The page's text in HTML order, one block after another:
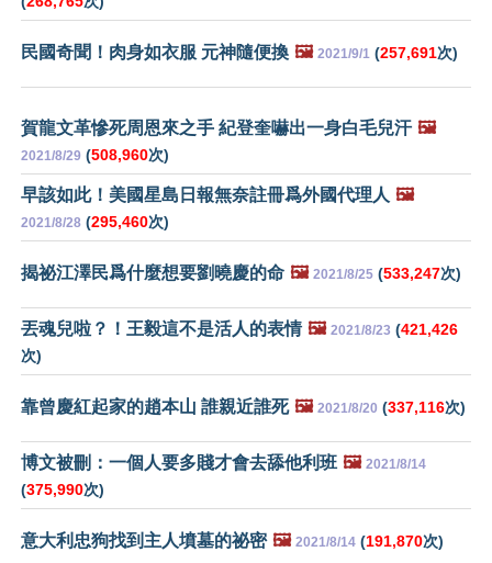
民國奇聞！肉身如衣服 元神隨便換 🖼️ 2021/9/1 (257,691次)
賀龍文革慘死周恩來之手 紀登奎嚇出一身白毛兒汗 🖼️
2021/8/29 (508,960次)
早該如此！美國星島日報無奈註冊爲外國代理人 🖼️
2021/8/28 (295,460次)
揭祕江澤民爲什麼想要劉曉慶的命 🖼️ 2021/8/25 (533,247次)
丟魂兒啦？！王毅這不是活人的表情 🖼️ 2021/8/23 (421,426
次)
靠曾慶紅起家的趙本山 誰親近誰死 🖼️ 2021/8/20 (337,116次)
博文被刪：一個人要多賤才會去舔他利班 🖼️ 2021/8/14
(375,990次)
意大利忠狗找到主人墳墓的祕密 🖼️ 2021/8/14 (191,870次)